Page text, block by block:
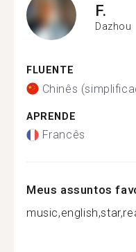
F.
Dazhou
FLUENTE
Chinês
APRENDE
Francês
Meus assuntos